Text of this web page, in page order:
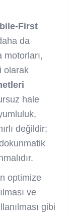
First
da
motorları,
olarak
hale
değildir;
optimize
ve
gibi